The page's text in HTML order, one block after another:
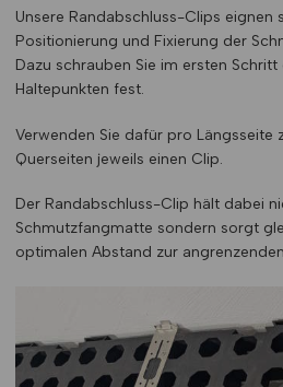
Unsere Randabschluss-Clips eignen
Positionierung und Fixierung der
Dazu schrauben Sie im ersten
Haltepunkten fest.
Verwenden Sie dafür pro Längsseite
Querseiten jeweils einen Clip.
Der Randabschluss-Clip hält dabei
Schmutzfangmatte sondern sorgt
optimalen Abstand zur